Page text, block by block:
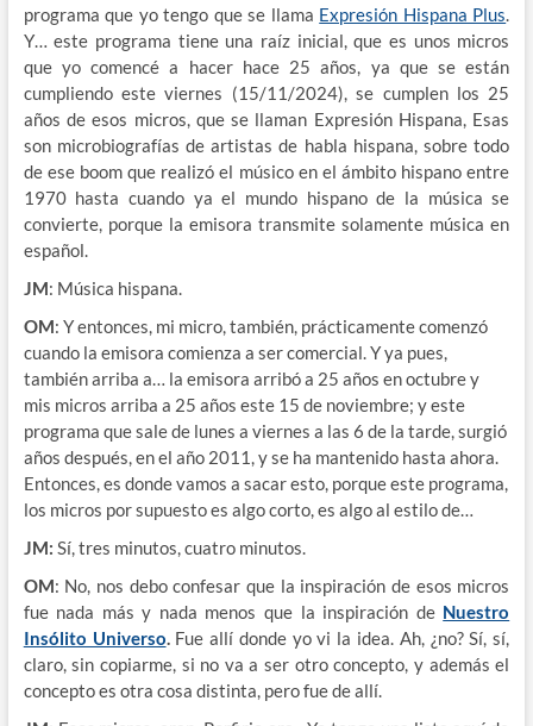
programa que yo tengo que se llama Expresión Hispana Plus.
Y… este programa tiene una raíz inicial, que es unos micros
que yo comencé a hacer hace 25 años, ya que se están
cumpliendo este viernes (15/11/2024), se cumplen los 25
años de esos micros, que se llaman Expresión Hispana, Esas
son microbiografías de artistas de habla hispana, sobre todo
de ese boom que realizó el músico en el ámbito hispano entre
1970 hasta cuando ya el mundo hispano de la música se
convierte, porque la emisora transmite solamente música en
español.
JM: Música hispana.
OM: Y entonces, mi micro, también, prácticamente comenzó
cuando la emisora comienza a ser comercial. Y ya pues,
también arriba a… la emisora arribó a 25 años en octubre y
mis micros arriba a 25 años este 15 de noviembre; y este
programa que sale de lunes a viernes a las 6 de la tarde, surgió
años después, en el año 2011, y se ha mantenido hasta ahora.
Entonces, es donde vamos a sacar esto, porque este programa,
los micros por supuesto es algo corto, es algo al estilo de…
JM: Sí, tres minutos, cuatro minutos.
OM: No, nos debo confesar que la inspiración de esos micros
fue nada más y nada menos que la inspiración de Nuestro
Insólito Universo.Fue allí donde yo vi la idea. Ah, ¿no? Sí, sí,
claro, sin copiarme, si no va a ser otro concepto, y además el
concepto es otra cosa distinta, pero fue de allí.